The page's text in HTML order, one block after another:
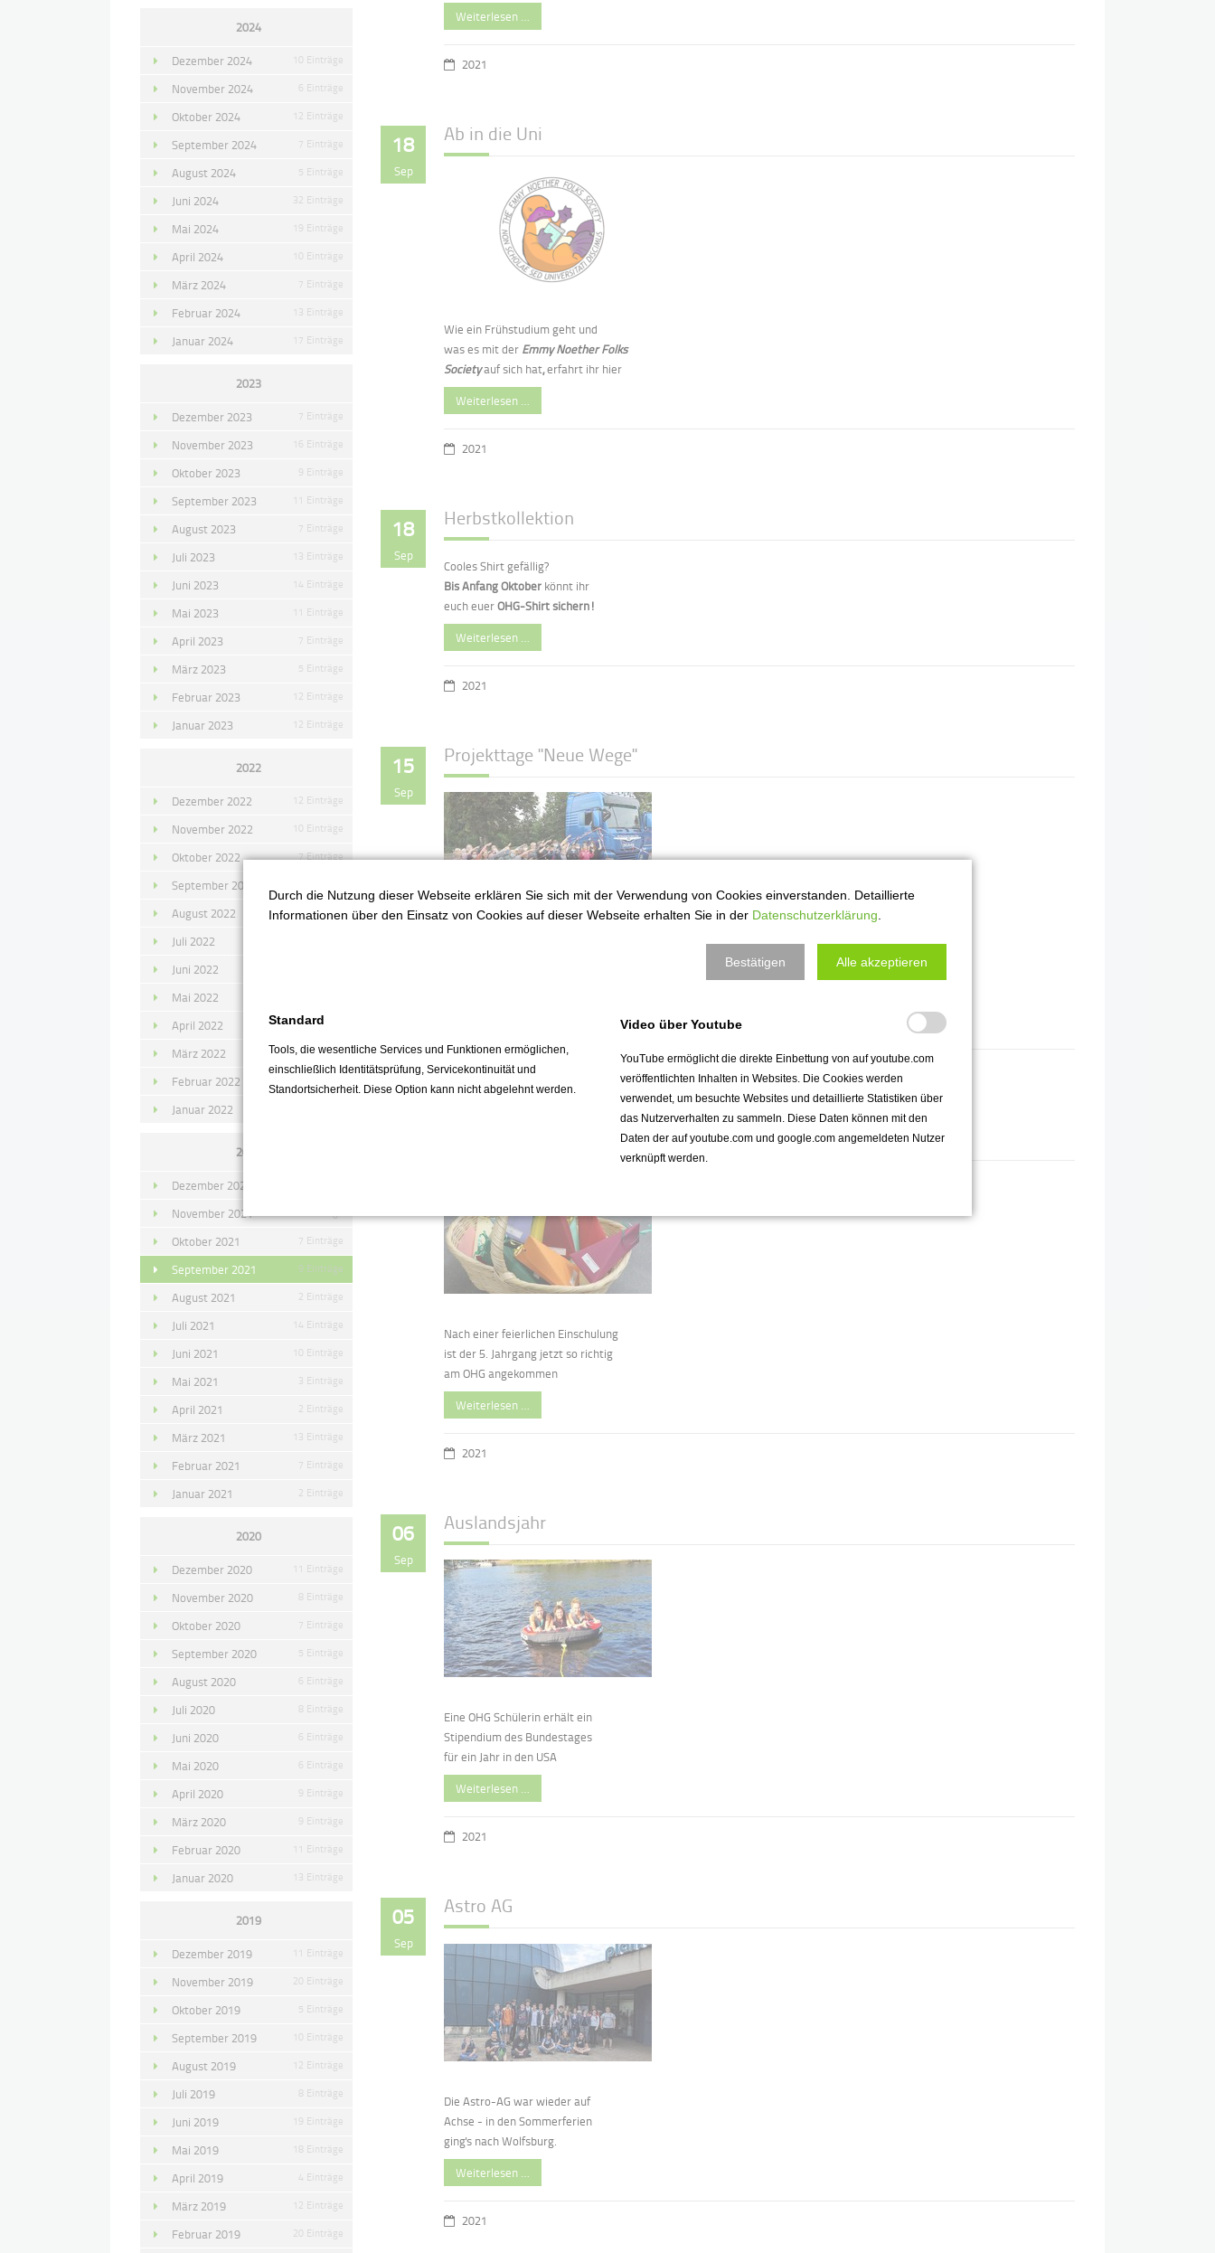
Weiterlesen …
2021
18
Sep
Ab in die Uni
Wie ein Frühstudium geht und
was es mit der Emmy Noether Folks
Societyauf sich hat,erfahrt ihr hier
Weiterlesen …
2021
18
Sep
Herbstkollektion
Cooles Shirt gefällig?
Bis AnfangOktober könnt ihr
euch euerOHG-Shirt sichern!
Weiterlesen …
2021
15
Sep
Projekttage "Neue Wege"
2021
Einschulungsfeier 5. Jg
Nach einer feierlichen Einschulung
ist der 5. Jahrgang jetzt so richtig
am OHG angekommen
Weiterlesen …
2021
06
Sep
Auslandsjahr
Eine OHG Schülerin erhält ein
Stipendium des Bundestages
für ein Jahr in den USA
Weiterlesen …
2021
05
Sep
Astro AG
Die Astro-AG war wieder auf
Achse - in den Sommerferien
ging's nach Wolfsburg.
Weiterlesen …
2021
2024
Dezember 2024 10 Einträge
November 2024 6 Einträge
Oktober 2024 12 Einträge
September 2024 7 Einträge
August 2024 5 Einträge
Juni 2024 32 Einträge
Mai 2024 19 Einträge
April 2024 10 Einträge
März 2024 7 Einträge
Februar 2024 13 Einträge
Januar 2024 17 Einträge
2023
Dezember 2023 7 Einträge
November 2023 16 Einträge
Oktober 2023 9 Einträge
September 2023 11 Einträge
August 2023 7 Einträge
Juli 2023 13 Einträge
Juni 2023 14 Einträge
Mai 2023 11 Einträge
April 2023 7 Einträge
März 2023 5 Einträge
Februar 2023 12 Einträge
Januar 2023 12 Einträge
2022
Dezember 2022 12 Einträge
November 2022 10 Einträge
Oktober 2022 7 Einträge
September 2022
August 2022 4 Einträge
Juli 2022
Juni 2022
Mai 2022
April 2022 8 Einträge
März 2022 15 Einträge
Februar 2022
Januar 2022
2021
Dezember 2021
November 2021
Oktober 2021 7 Einträge
September 2021 9 Einträge
August 2021 2 Einträge
Juli 2021 14 Einträge
Juni 2021 10 Einträge
Mai 2021 3 Einträge
April 2021 2 Einträge
März 2021 13 Einträge
Februar 2021 7 Einträge
Januar 2021 2 Einträge
2020
Dezember 2020 11 Einträge
November 2020 8 Einträge
Oktober 2020 7 Einträge
September 2020 5 Einträge
August 2020 6 Einträge
Juli 2020 8 Einträge
Juni 2020 6 Einträge
Mai 2020 6 Einträge
April 2020 9 Einträge
März 2020 9 Einträge
Februar 2020 11 Einträge
Januar 2020 13 Einträge
2019
Dezember 2019 11 Einträge
November 2019 20 Einträge
Oktober 2019 5 Einträge
September 2019 10 Einträge
August 2019 12 Einträge
Juli 2019 8 Einträge
Juni 2019 19 Einträge
Mai 2019 18 Einträge
April 2019 4 Einträge
März 2019 12 Einträge
Februar 2019 20 Einträge
Durch die Nutzung dieser Webseite erklären Sie sich mit der Verwendung von Cookies einverstanden. Detaillierte
Informationen über den Einsatz von Cookies auf dieser Webseite erhalten Sie in der Datenschutzerklärung
Bestätigen Alle akzeptieren
Standard
Tools, die wesentliche Services und Funktionen ermöglichen,
einschließlich Identitätsprüfung, Servicekontinuität und
Standortsicherheit. Diese Option kann nicht abgelehnt werden.
Video über Youtube
YouTube ermöglicht die direkte Einbettung von auf youtube.com
veröffentlichten Inhalten in Websites. Die Cookies werden
verwendet, um besuchte Websites und detaillierte Statistiken über
das Nutzerverhalten zu sammeln. Diese Daten können mit den
Daten der auf youtube.com und google.com angemeldeten Nutzer
verknüpft werden.